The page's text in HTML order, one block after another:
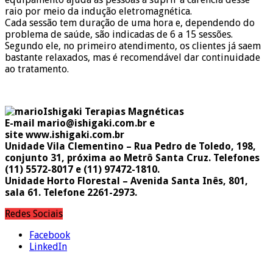
raio por meio da indução eletromagnética.
Cada sessão tem duração de uma hora e, dependendo do
problema de saúde, são indicadas de 6 a 15 sessões.
Segundo ele, no primeiro atendimento, os clientes já saem
bastante relaxados, mas é recomendável dar continuidade
ao tratamento.
Ishigaki Terapias Magnéticas
E-mail mario@ishigaki.com.br e
site www.ishigaki.com.br
Unidade Vila Clementino – Rua Pedro de Toledo, 198,
conjunto 31, próxima ao Metrô Santa Cruz. Telefones
(11) 5572-8017 e (11) 97472-1810.
Unidade Horto Florestal – Avenida Santa Inês, 801,
sala 61. Telefone 2261-2973.
Redes Sociais
Facebook
LinkedIn